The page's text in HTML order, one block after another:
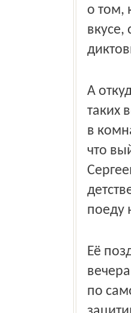
о том,
вкусе,
А
таких
в
что
поеду
Её
по